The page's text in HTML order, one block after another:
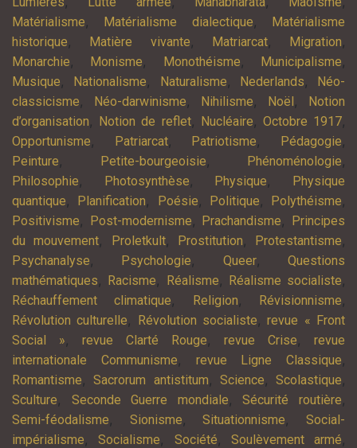
Matérialisme, Matérialisme dialectique,
Matérialisme
historique, Matière vivante, Matriarcat, Migration,
Monarchie, Monisme, Monothéisme, Municipalisme,
Musique, Nationalisme, Naturalisme, Nederlands,
Néo-
classicisme, Néo-darwinisme, Nihilisme, Noël ,
Notion
d’organisation, Notion de reflet, Nucléaire, Octobre 1917,
Opportunisme, Patriarcat, Patriotisme, Pédagogie,
Peinture, Petite-bourgeoisie, Phénoménologie,
Philosophie, Photosynthèse, Physique,
Physique
quantique, Planification, Poésie, Politique, Polythéisme,
Positivisme, Post-modernisme, Prachandisme,
Principes
du mouvement, Proletkult, Prostitution, Protestantisme,
Psychanalyse, Psychologie, Queer,Questions
mathématiques, Racisme, Réalisme, Réalisme socialiste,
Réchauffement climatique, Religion, Révisionnisme,
Révolution culturelle, Révolution socialiste,revue « Front
Social », revue Clarté Rouge, revue Crise, revue
internationale Communisme, revue Ligne Classique,
Romantisme,Sacrorum antistitum, Science, Scolastique,
Sculture, Seconde Guerre mondiale,Sécurité routière,
Semi-féodalisme, Sionisme,Situationnisme,Social-
impérialisme,Socialisme, Société, Soulèvement armé,